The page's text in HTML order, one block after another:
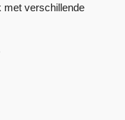
met verschillende